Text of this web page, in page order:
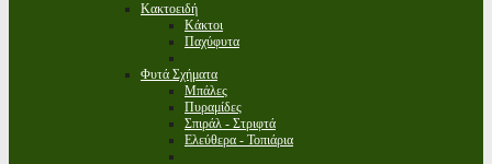
Κακτοειδή
Κάκτοι
Παχύφυτα
Φυτά Σχήματα
Μπάλες
Πυραμίδες
Σπιράλ - Στριφτά
Ελεύθερα - Τοπιάρια